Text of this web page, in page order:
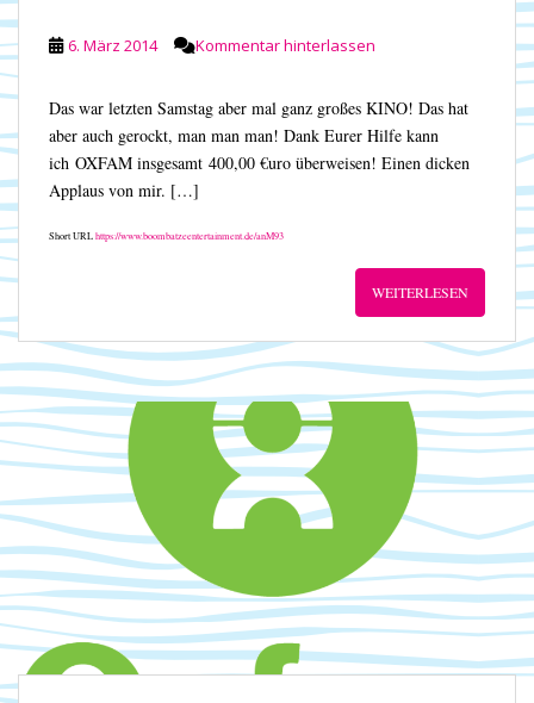
6. März 2014 Kommentar hinterlassen
Das war letzten Samstag aber mal ganz großes KINO! Das hat
aber auch gerockt, man man man! Dank Eurer Hilfe kann
ich OXFAM insgesamt 400,00 €uro überweisen! Einen dicken
Applaus von mir. […]
Short URLhttps://www.boombatzeentertainment.de/anM93
WEITERLESEN